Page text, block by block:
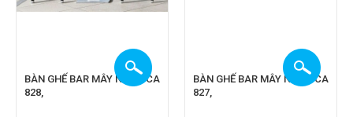
BÀN GHẾ BAR MÂY NHỰA CA
828,
BÀN GHẾ BAR MÂY NHỰA CA
827,